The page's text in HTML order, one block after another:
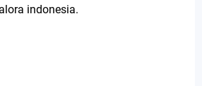
indonesia.